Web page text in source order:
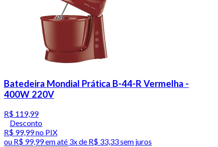
Batedeira Mondial Prática B-44-R Vermelha -
400W 220V
R$ 119,99
Desconto
R$ 99,99no PIX
ou R$ 99,99em até 3x de R$ 33,33 sem juros